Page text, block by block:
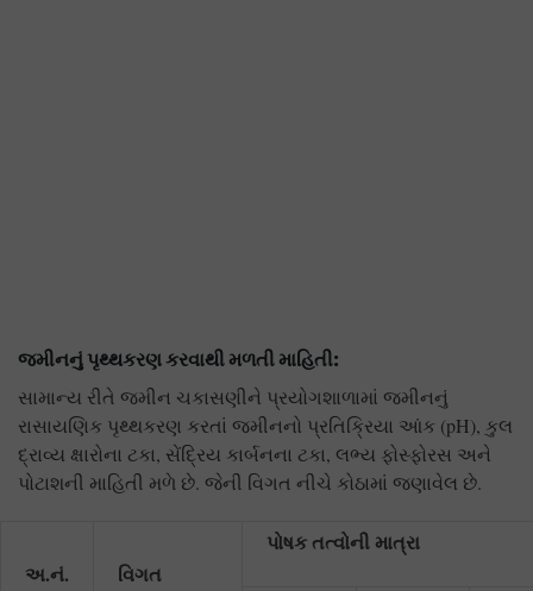
જમીનનું પૃથ્થકરણ કરવાથી મળતી માહિતી:
સામાન્ય રીતે જમીન ચકાસણીને પ્રયોગશાળામાં જમીનનું
રાસાયણિક પૃથ્થકરણ કરતાં જમીનનો પ્રતિક્રિયા આંક (pH), કુલ
દ્રાવ્ય ક્ષારોના ટકા, સેંદ્રિય કાર્બનના ટકા, લભ્ય ફોસ્ફોરસ અને
પોટાશની માહિતી મળે છે. જેની વિગત નીચે કોઠામાં જણાવેલ છે.
અ.નં. વિગત
પોષક તત્વોની માત્રા